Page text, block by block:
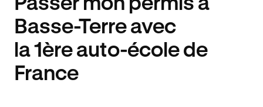
Basse-Terre avec
la 1ère auto-école de
France